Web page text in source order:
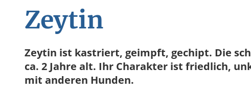
Zeytin
Zeytin ist kastriert, geimpft, gechipt. Die
ca. 2 Jahre alt. Ihr Charakter ist friedlich,
mit anderen Hunden.